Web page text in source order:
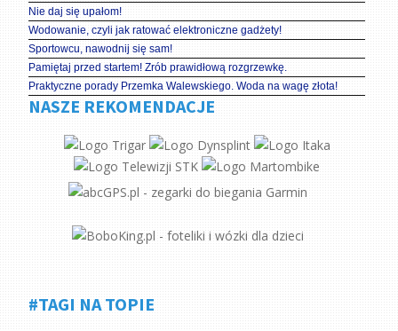
Nie daj się upałom!
Wodowanie, czyli jak ratować elektroniczne gadżety!
Sportowcu, nawodnij się sam!
Pamiętaj przed startem! Zrób prawidłową rozgrzewkę.
Praktyczne porady Przemka Walewskiego. Woda na wagę złota!
NASZE REKOMENDACJE
#TAGI NA TOPIE